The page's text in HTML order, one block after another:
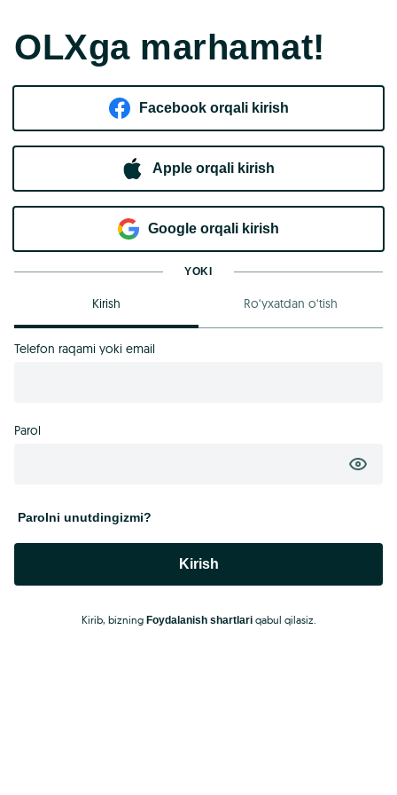
OLXga marhamat!
Facebook orqali kirish​
Apple orqali kirish
Goo​g​le orqali kirish
YOKI
Kirish Ro‘yxatdan o‘tish
Telefon raqami yoki email
Parol
Parolni unutdingizmi?
Kirish
Kirib, bizning Foydalanish shartlariqabul qilasiz.